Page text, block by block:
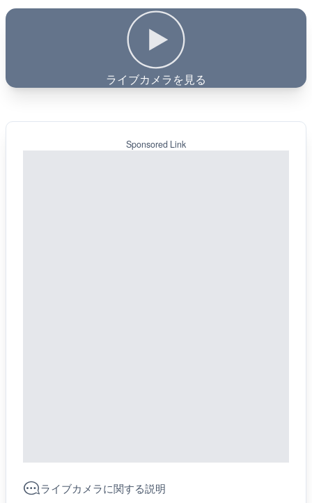
ライブカメラを見る
Sponsored Link
ライブカメラに関する説明